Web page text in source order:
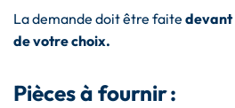
La demande doit être faite devant
de votre choix.
Pièces à fournir :